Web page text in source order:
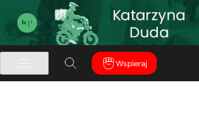
Wspieraj